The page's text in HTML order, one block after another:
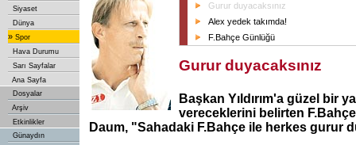
Siyaset
Dünya
» Spor
Hava Durumu
Sarı Sayfalar
Ana Sayfa
Dosyalar
Arşiv
Etkinlikler
Günaydın
Gurur duyacaksınız
Alex yedek takımda!
F.Bahçe Günlüğü
Gurur duyacaksınız
Başkan Yıldırım'a güzel bir
vereceklerini belirten
Daum, "Sahadaki F.Bahçe ile herkes gurur